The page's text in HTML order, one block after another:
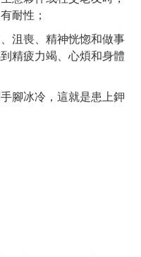
耐性；
沮喪、精神恍惚和做事
精疲力竭、心煩和身體
腳冰冷，這就是患上鉀